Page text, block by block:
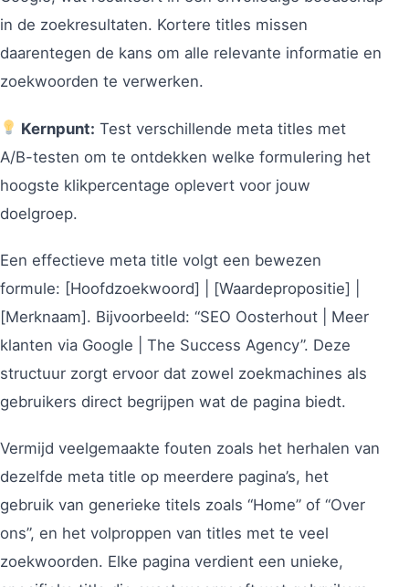
in de zoekresultaten. Kortere titles missen
daarentegen de kans om alle relevante informatie en
zoekwoorden te verwerken.
Kernpunt: Test verschillende meta titles met
A/B-testen om te ontdekken welke formulering het
hoogste klikpercentage oplevert voor jouw
doelgroep.
Een effectieve meta title volgt een bewezen
formule: [Hoofdzoekwoord] | [Waardepropositie] |
[Merknaam]. Bijvoorbeeld: “SEO Oosterhout | Meer
klanten via Google | The Success Agency”. Deze
structuur zorgt ervoor dat zowel zoekmachines als
gebruikers direct begrijpen wat de pagina biedt.
Vermijd veelgemaakte fouten zoals het herhalen van
dezelfde meta title op meerdere pagina’s, het
gebruik van generieke titels zoals “Home” of “Over
ons”, en het volproppen van titles met te veel
zoekwoorden. Elke pagina verdient een unieke,